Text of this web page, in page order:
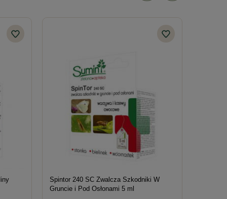
Spintor 240 SC Zwalcza Szkodniki W
Gruncie i Pod Osłonami 5 ml